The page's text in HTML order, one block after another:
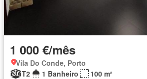
1 000 €/mês
Vila Do Conde, Porto
T2
1 Banheiro 100 m²